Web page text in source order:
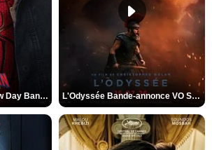
Spider-Man: Brand New Day Bande-annonce VO STFR L'Odyssée Bande-annonce VO STFR